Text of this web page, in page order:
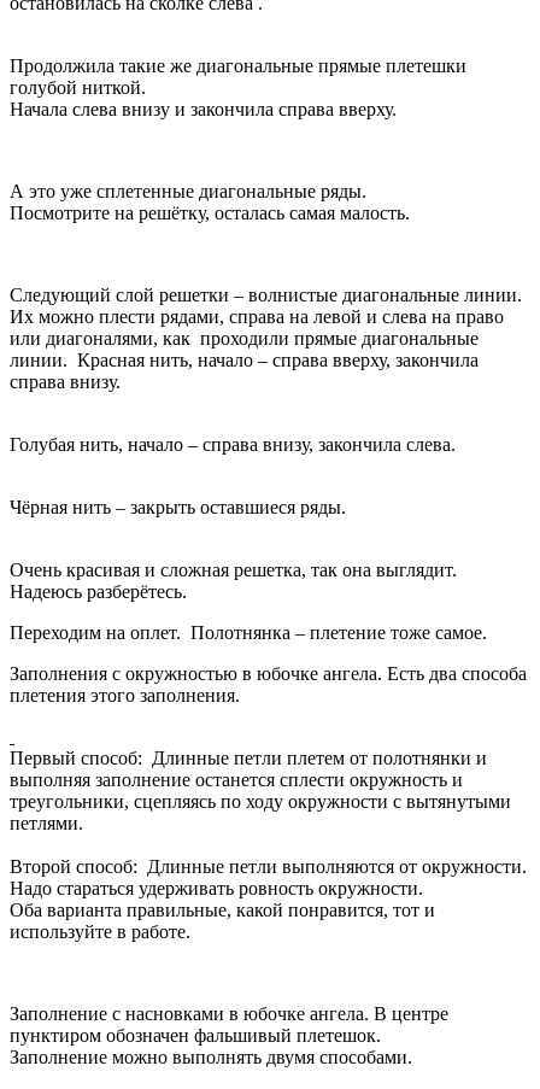
Продолжила такие же диагональные прямые плетешки
голубой ниткой.
Начала слева внизу и закончила справа вверху.
А это уже сплетенные диагональные ряды.
Посмотрите на решётку, осталась самая малость.
Следующий слой решетки – волнистые диагональные линии.
Их можно плести рядами, справа на левой и слева на право
или диагоналями, как проходили прямые диагональные
линии. Красная нить, начало – справа вверху, закончила
справа внизу.
Голубая нить, начало – справа внизу, закончила слева.
Чёрная нить – закрыть оставшиеся ряды.
Очень красивая и сложная решетка, так она выглядит.
Надеюсь разберётесь.
Переходим на оплет. Полотнянка – плетение тоже самое.
Заполнения с окружностью в юбочке ангела. Есть два способа
плетения этого заполнения.
Первый способ: Длинные петли плетем от полотнянки и
выполняя заполнение останется сплести окружность и
треугольники, сцепляясь по ходу окружности с вытянутыми
петлями.
Второй способ: Длинные петли выполняются от окружности.
Надо стараться удерживать ровность окружности.
Оба варианта правильные, какой понравится, тот и
используйте в работе.
Заполнение с насновками в юбочке ангела. В центре
пунктиром обозначен фальшивый плетешок.
Заполнение можно выполнять двумя способами.